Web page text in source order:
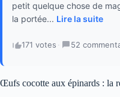
petit quelque chose de
la portée... Lire la suite
171 votes · 52
Œufs cocotte aux épinards : la